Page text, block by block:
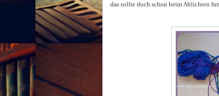
das sollte doch schon beim Ablichten